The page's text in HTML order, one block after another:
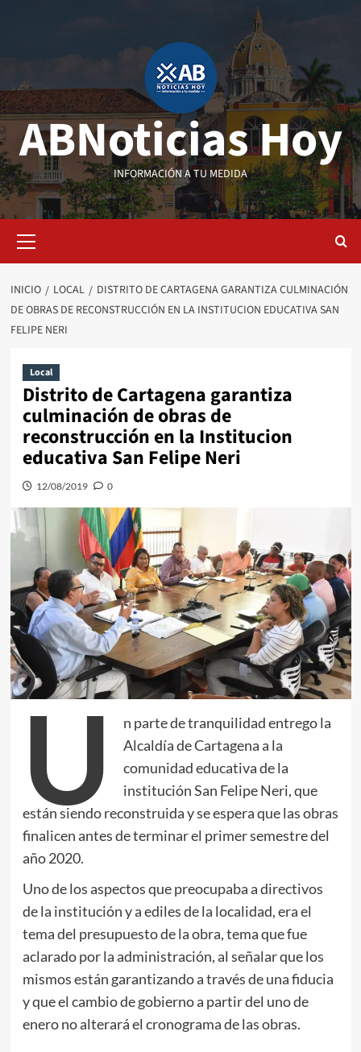
ABNoticias Hoy
INFORMACIÓN A TU MEDIDA
primario
INICIO LOCAL
DISTRITO DE CARTAGENA GARANTIZA CULMINACIÓN
DE OBRAS DE RECONSTRUCCIÓN EN LA INSTITUCION EDUCATIVA SAN
FELIPE NERI
Local
Distrito de Cartagena garantiza
culminación de obras de
reconstrucción en la Institucion
educativa San Felipe Neri
12/08/2019 0
U
n parte de tranquilidad entrego la
Alcaldía de Cartagena a la
comunidad educativa de la
institución San Felipe Neri, que
están siendo reconstruida y se espera que las obras
finalicen antes de terminar el primer semestre del
año 2020.
Uno de los aspectos que preocupaba a directivos
de la institución y a ediles de la localidad, era el
tema del presupuesto de la obra, tema que fue
aclarado por la administración, al señalar que los
mismos están garantizando a través de una fiducia
y que el cambio de gobierno a partir del uno de
enero no alterará el cronograma de las obras.